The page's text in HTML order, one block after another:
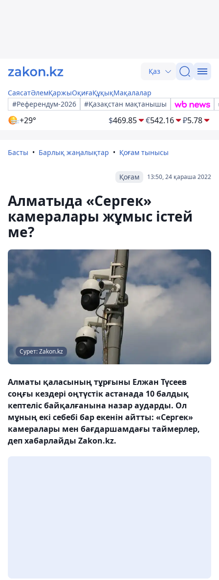
Қаз
СаясатӘлемҚаржыОқиғаҚұқықМақалалар
#Референдум-2026
#Қазақстан мақтанышы
+29° $469.85 €542.16 ₽5.78
Басты Барлық жаңалықтар Қоғам тынысы
13:50, 24 қараша 2022
Қоғам
Алматыда «Сергек»
камералары жұмыс істей
ме?
Сурет: Zakon.kz
Алматы қаласының тұрғыны Елжан Түсеев
соңғы кездері оңтүстік астанада 10 балдық
кептеліс байқалғанына назар аударды. Ол
мұның екі себебі бар екенін айтты: «Сергек»
камералары мен бағдаршамдағы таймерлер,
деп хабарлайды Zakon.kz.